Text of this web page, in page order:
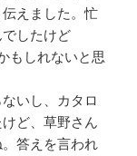
えました。忙
したけど
もしれないと思
いし、カタロ
ど、草野さん
答えを言われ